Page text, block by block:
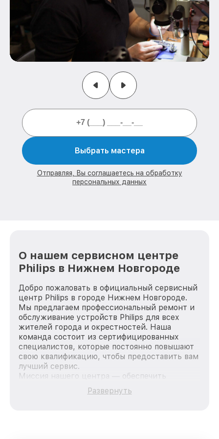
Выбрать мастера
Отправляя, Вы соглашаетесь на обработку
персональных данных
О нашем сервисном центре
Philips в Нижнем Новгороде
Добро пожаловать в официальный сервисный
центр Philips в городе Нижнем Новгороде.
Мы предлагаем профессиональный ремонт и
обслуживание устройств Philips для всех
жителей города и окрестностей. Наша
команда состоит из сертифицированных
специалистов, которые постоянно повышают
свою квалификацию, чтобы предоставить вам
лучший сервис.
Миссия нашего центра — обеспечить
качественный и доступный ремонт для
каждого пользователя продукции Philips, вне
Развернуть